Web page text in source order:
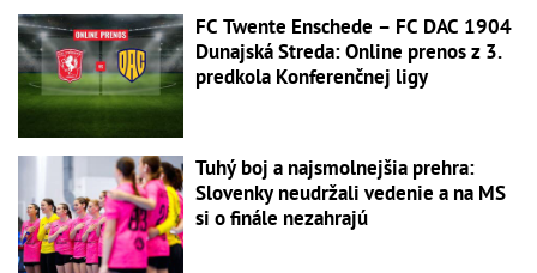
FC Twente Enschede – FC DAC 1904
Dunajská Streda: Online prenos z 3.
predkola Konferenčnej ligy
Tuhý boj a najsmolnejšia prehra:
Slovenky neudržali vedenie a na MS
si o finále nezahrajú